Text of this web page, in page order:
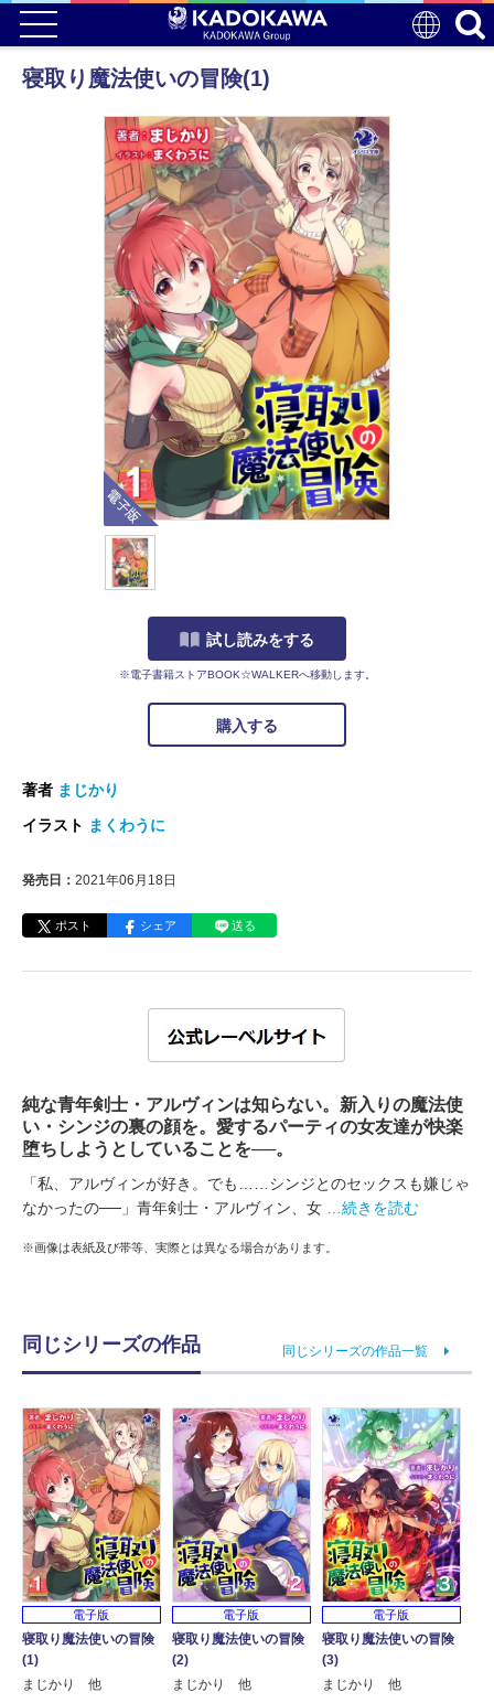
寝取り魔法使いの冒険(1)
試し読みをする
※電子書籍ストアBOOK☆WALKERへ移動します。
購入する
著者 まじかり
イラスト まくわうに
発売日： 2021年06月18日
ポスト シェア 送る
純な青年剣士・アルヴィンは知らない。新入りの魔法使
い・シンジの裏の顔を。愛するパーティの女友達が快楽
堕ちしようとしていることを──。
「私、アルヴィンが好き。でも……シンジとのセックスも嫌じゃ
なかったの──」青年剣士・アルヴィン、女
…続きを読む
※画像は表紙及び帯等、実際とは異なる場合があります。
同じシリーズの作品 同じシリーズの作品一覧
電子版
寝取り魔法使いの冒険
(1)
まじかり 他
電子版
寝取り魔法使いの冒険
(2)
まじかり 他
電子版
寝取り魔法使いの冒険
(3)
まじかり 他